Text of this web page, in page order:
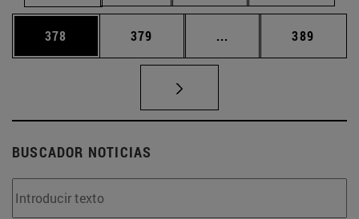
Página
378 Página
379 ... Páginas intermedias
Página
389
BUSCADOR NOTICIAS